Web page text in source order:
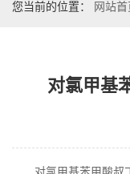
您当前的位置： 网站首
对氯甲基